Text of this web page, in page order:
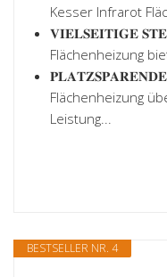
Kesser Infrarot
𝐕𝐈𝐄𝐋𝐒𝐄𝐈𝐓𝐈𝐆𝐄
Flächenheizung
𝐏𝐋𝐀𝐓𝐙𝐒𝐏𝐀𝐑𝐄𝐍𝐃𝐄
Flächenheizung
Leistung...
BESTSELLER NR. 4